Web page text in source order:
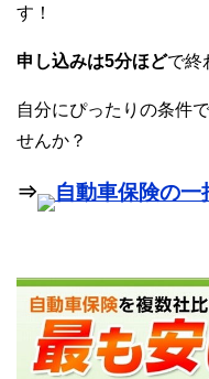
す！
申し込みは5分ほどで終
自分にぴったりの条件で
せんか？
⇒ 自動車保険の